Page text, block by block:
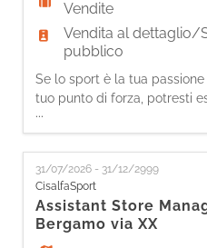
Vendite
Vendita al dettaglio/
pubblico
Se lo sport è la tua
tuo punto di forza, potresti
giusta per entrare nella
Come Assistant Store
protagonista nel coordinare
quotidiane del punto
responsabilità In supporto
- Comunicherai
...
31/07/2026 - 31/12/2999
CisalfaSport
Assistant Store
Bergamo via XX